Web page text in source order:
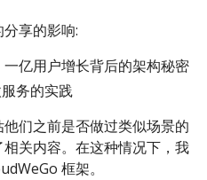
享的影响:
亿用户增长背后的架构秘密
务的实践
们之前是否做过类似场景的
关内容。在这种情况下，我
框架。